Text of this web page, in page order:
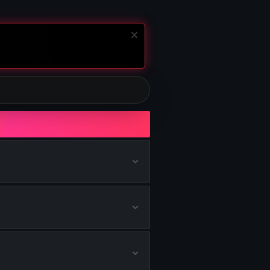
de M15 MOD 0
de REV-46